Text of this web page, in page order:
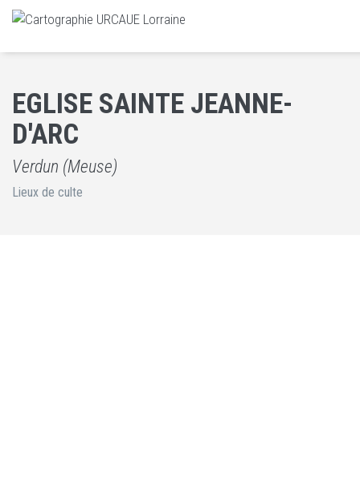
EGLISE SAINTE JEANNE-
D'ARC
Verdun (Meuse)
Lieux de culte